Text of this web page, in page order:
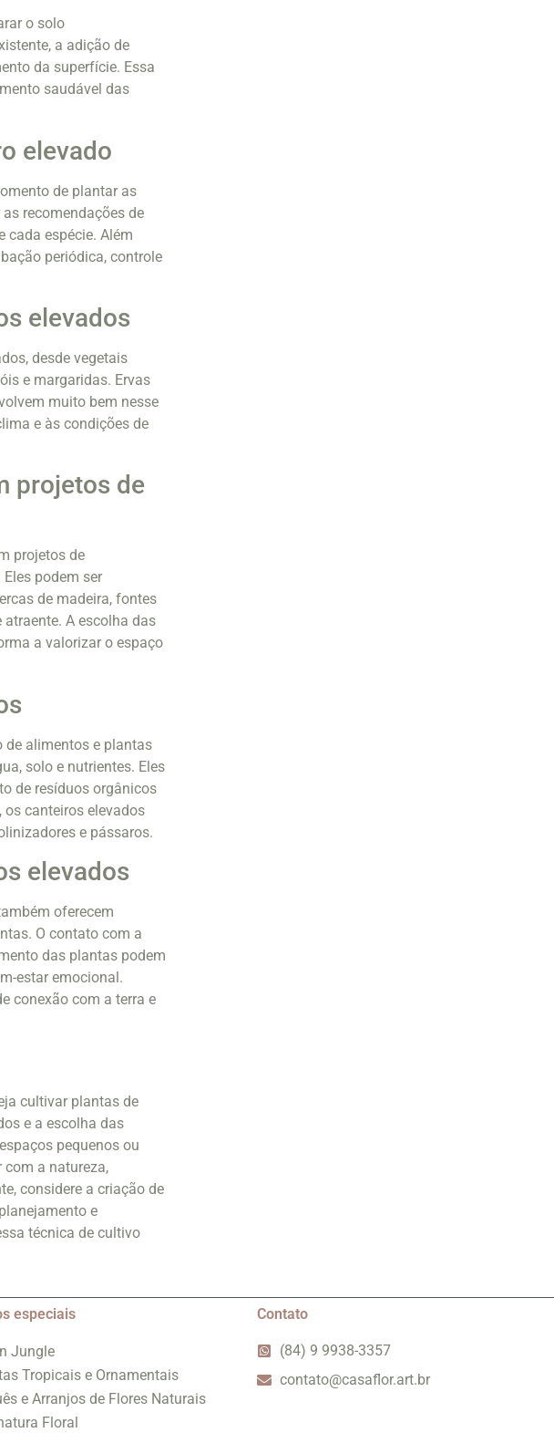
o solo
a adição de
da superfície. Essa
saudável das
elevado
de plantar as
recomendações de
cada espécie. Além
periódica, controle
elevados
desde vegetais
e margaridas. Ervas
muito bem nesse
e às condições de
projetos de
projetos de
podem ser
de madeira, fontes
A escolha das
a valorizar o espaço
de alimentos e plantas
solo e nutrientes. Eles
de resíduos orgânicos
canteiros elevados
e pássaros.
elevados
oferecem
O contato com a
das plantas podem
estar emocional.
conexão com a terra e
cultivar plantas de
e a escolha das
pequenos ou
com a natureza,
considere a criação de
e
técnica de cultivo
especiais
Jungle
Tropicais e Ornamentais
e Arranjos de Flores Naturais
Floral
Contato
(84) 9 9938-3357
contato@casaflor.art.br